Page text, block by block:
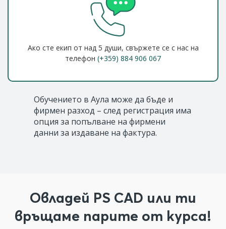
Ако сте екип от над 5 души, свържете се с нас на
телефон (+359) 884 906 067
Обучението в Аула може да бъде и
фирмен разход – след регистрация има
опция за попълване на фирмени
данни за издаване на фактура.
Овладей PS CAD или ти
връщаме парите от курса!